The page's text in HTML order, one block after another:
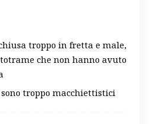
troppo in fretta e male,
che non hanno avuto
troppo macchiettistici